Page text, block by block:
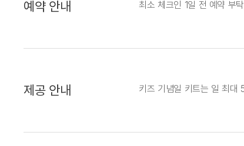
예약 안내 최소 체크인 1일 전 예약 부
제공 안내 키즈 기념일 키트는 일 최대